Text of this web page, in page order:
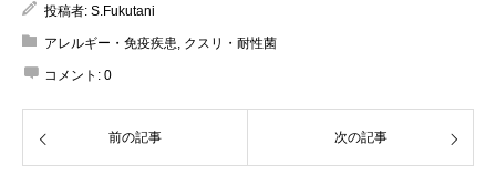
投稿者: S.Fukutani
アレルギー・免疫疾患, クスリ・耐性菌
コメント: 0
前の記事 次の記事